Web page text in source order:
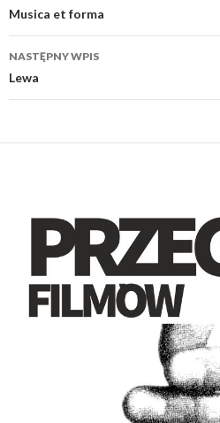
wpisu
Musica et forma
NASTĘPNY WPIS
Lewa